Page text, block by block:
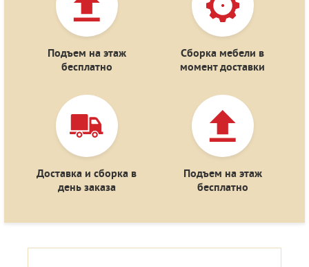
Подъем на этаж
бесплатно
Сборка мебели в
момент доставки
Доставка и сборка в
день заказа
Подъем на этаж
бесплатно